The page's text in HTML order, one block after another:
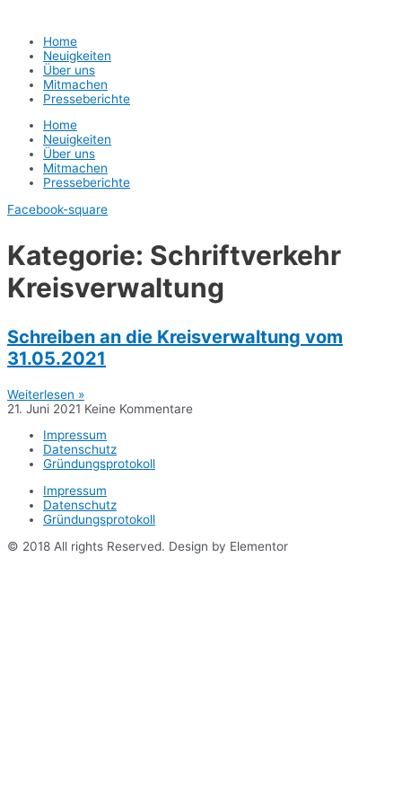
Home
Neuigkeiten
Über uns
Mitmachen
Presseberichte
Home
Neuigkeiten
Über uns
Mitmachen
Presseberichte
Facebook-square
Kategorie: Schriftverkehr
Kreisverwaltung
Schreiben an die Kreisverwaltung vom
31.05.2021
Weiterlesen »
21. Juni 2021 Keine Kommentare
Impressum
Datenschutz
Gründungsprotokoll
Impressum
Datenschutz
Gründungsprotokoll
© 2018 All rights Reserved. Design by Elementor